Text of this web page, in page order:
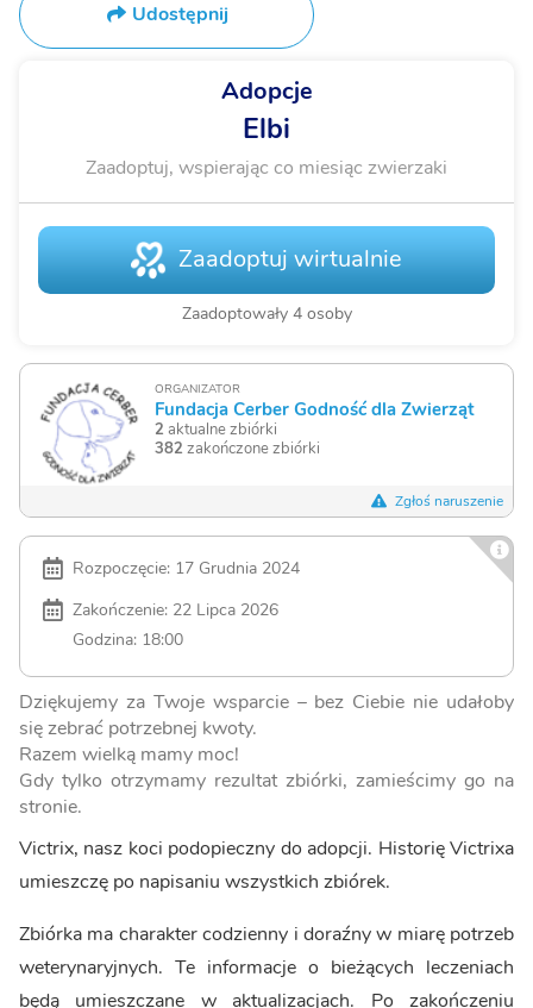
Udostępnij
Adopcje
Elbi
Zaadoptuj, wspierając co miesiąc zwierzaki
Zaadoptuj wirtualnie
Zaadoptowały 4 osoby
ORGANIZATOR
Fundacja Cerber Godność dla Zwierząt
2 aktualne zbiórki
382 zakończone zbiórki
Zgłoś naruszenie
Rozpoczęcie: 17 Grudnia 2024
Zakończenie: 22 Lipca 2026
Godzina: 18:00
Dziękujemy za Twoje wsparcie – bez Ciebie nie udałoby
się zebrać potrzebnej kwoty.
Razem wielką mamy moc!
Gdy tylko otrzymamy rezultat zbiórki, zamieścimy go na
stronie.
Victrix, nasz koci podopieczny do adopcji. Historię Victrixa
umieszczę po napisaniu wszystkich zbiórek.
Zbiórka ma charakter codzienny i doraźny w miarę potrzeb
weterynaryjnych. Te informacje o bieżących leczeniach
będą umieszczane w aktualizacjach. Po zakończeniu